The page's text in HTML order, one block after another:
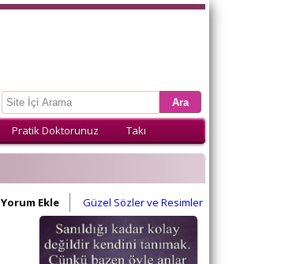
Pratik Doktorunuz Takı
Güzel Sözler ve Resimler
Yorum Ekle